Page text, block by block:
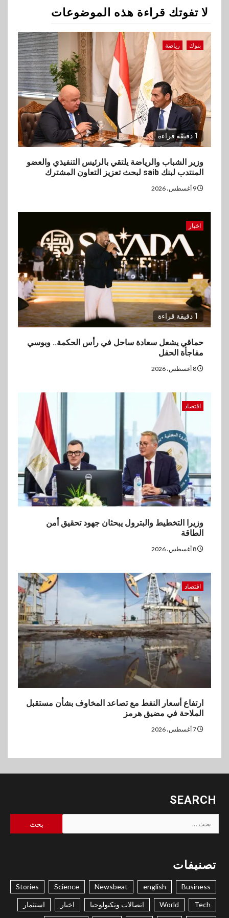
3
اقتصاد
وزيرا التخطيط والبترول يبحثان
جهود تحقيق أمن الطاقة
4
اقتصاد
ارتفاع أسعار النفط مع تصاعد
المخاوف بشأن مستقبل الملاحة
في مضيق هرمز
5 بنوك
البنك الزراعي يكرم موظفيه
لا تفوتك قراءة هذه الموضوعات
بنوك رياضة
1 دقيقة قراءة
وزير الشباب والرياضة يلتقي بالرئيس التنفيذي والعضو
المنتدب لبنك saib لبحث تعزيز التعاون المشترك
اخبار
1 دقيقة قراءة
حماقي يشعل سعادة ساحل في رأس الحكمة.. وبوسي
مفاجأة الحفل
اقتصاد
وزيرا التخطيط والبترول يبحثان جهود تحقيق أمن
الطاقة
اقتصاد
ارتفاع أسعار النفط مع تصاعد المخاوف بشأن مستقبل
الملاحة في مضيق هرمز
SEARCH
البحث
عن:
تصنيفات
Business
english
Newsbeat
Science
Stories
Tech
World اتصالات وتكنولوجيا اخبار استثمار